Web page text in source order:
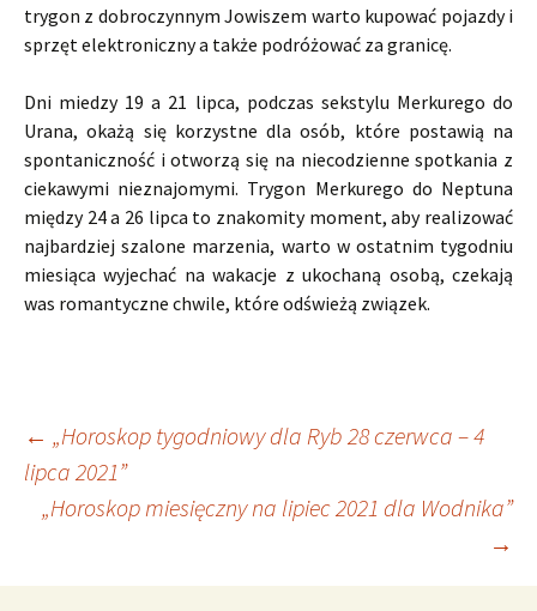
trygon z dobroczynnym Jowiszem warto kupować pojazdy i
sprzęt elektroniczny a także podróżować za granicę.
Dni miedzy 19 a 21 lipca, podczas sekstylu Merkurego do
Urana, okażą się korzystne dla osób, które postawią na
spontaniczność i otworzą się na niecodzienne spotkania z
ciekawymi nieznajomymi. Trygon Merkurego do Neptuna
między 24 a 26 lipca to znakomity moment, aby realizować
najbardziej szalone marzenia, warto w ostatnim tygodniu
miesiąca wyjechać na wakacje z ukochaną osobą, czekają
was romantyczne chwile, które odświeżą związek.
Nawigacja
wpisu
← „Horoskop tygodniowy dla Ryb 28 czerwca – 4
lipca 2021”
„Horoskop miesięczny na lipiec 2021 dla Wodnika”
→